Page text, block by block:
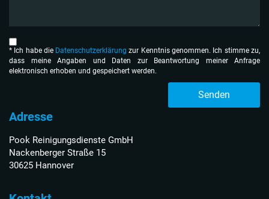
* Ich habe die Datenschutzerklärung zur Kenntnis genom­men. Ich stimme zu,
dass meine Angaben und Daten zur Beantwortung meiner Anfrage
elektronisch erhoben und gespeichert werden.
Senden
Adresse
Pook Reinigungsdienste GmbH
Nackenberger Straße 15
30625 Hannover